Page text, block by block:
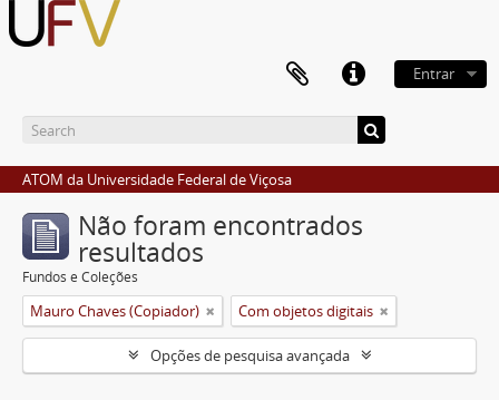
Entrar
ATOM da Universidade Federal de Viçosa
Não foram encontrados
resultados
Fundos e Coleções
Mauro Chaves (Copiador) Com objetos digitais
Opções de pesquisa avançada